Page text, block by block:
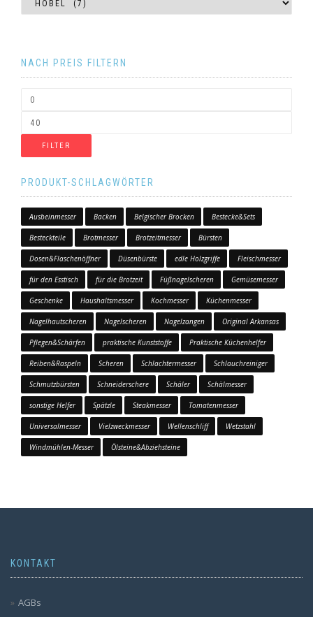
NACH PREIS FILTERN
FILTER
PRODUKT-SCHLAGWÖRTER
Ausbeinmesser Backen Belgischer Brocken Bestecke&Sets
Besteckteile Brotmesser Brotzeitmesser Bürsten
Dosen&Flaschenöffner Düsenbürste edle Holzgriffe Fleischmesser
für den Esstisch für die Brotzeit Füßnagelscheren Gemüsemesser
Geschenke Haushaltsmesser Kochmesser Küchenmesser
Nagelhautscheren Nagelscheren Nagelzangen Original Arkansas
Pflegen&Schärfen praktische Kunststoffe Praktische Küchenhelfer
Reiben&Raspeln Scheren Schlachtermesser Schlauchreiniger
Schmutzbürsten Schneiderschere Schäler Schälmesser
sonstige Helfer Spätzle Steakmesser Tomatenmesser
Universalmesser Vielzweckmesser Wellenschliff Wetzstahl
Windmühlen-Messer Ölsteine&Abziehsteine
KONTAKT
AGBs